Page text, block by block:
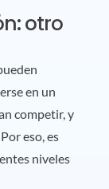
otro
en un
competir, y
eso, es
niveles